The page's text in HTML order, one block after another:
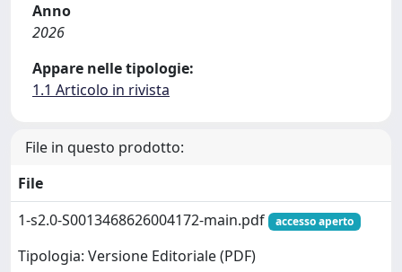
Anno
2026
Appare nelle tipologie:
1.1 Articolo in rivista
File in questo prodotto:
File
1-s2.0-S0013468626004172-main.pdf
accesso aperto
Tipologia: Versione Editoriale (PDF)